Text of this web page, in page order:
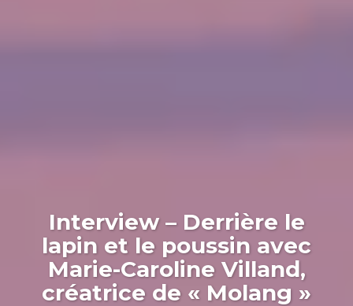
Interview – Derrière le
lapin et le poussin avec
Marie-Caroline Villand,
créatrice de « Molang »